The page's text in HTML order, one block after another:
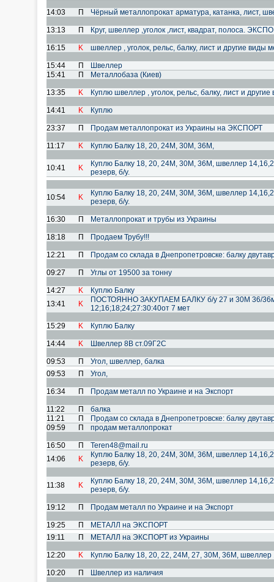
14:03 П Чёрный металлопрокат арматура, катанка, лист,
13:13 П Круг, швеллер ,уголок ,лист, квадрат, полоса.
16:15 K швеллер , уголок, рельс, балку, лист и другие виды
15:44 П
Швеллер
15:41
П Металлобаза (Киев)
13:35 K Куплю швеллер , уголок, рельс, балку, лист и
14:41 K Куплю
23:37 П Продам металлопрокат из Украины на ЭКСПОРТ
11:17 K Куплю Балку 18, 20, 24М, 30М, 36М,
10:41 K
Куплю Балку 18, 20, 24М, 30М, 36М, швеллер
резерв, б/у.
10:54 K
Куплю Балку 18, 20, 24М, 30М, 36М, швеллер
резерв, б/у.
16:30 П Металлопрокат и трубы из Украины
18:18 П Продаем Трубу!!!
12:21 П Продам со склада в Днепропетровске: балку
09:27 П Углы от 19500 за тонну
14:27 K
Куплю Балку
13:41
K
ПОСТОЯННО ЗАКУПАЕМ БАЛКУ б/у 27 и 30М 36/
12;16;18;24;27:30:40от 7 мет
15:29 K Куплю Балку
14:44 K Швеллер 8В ст.09Г2С
09:53 П
Угол, швеллер, балка
09:53
П Угол,
16:34 П Продам металл по Украине и на Экспорт
11:22 П
балка
11:21
П
Продам со склада в Днепропетровске: балку
09:59
П продам металлопрокат
16:50 П
Teren48@mail.ru
14:06
K
Куплю Балку 18, 20, 24М, 30М, 36М, швеллер
резерв, б/у.
11:38 K
Куплю Балку 18, 20, 24М, 30М, 36М, швеллер
резерв, б/у.
19:12 П Продам металл по Украине и на Экспорт
19:25 П
МЕТАЛЛ на ЭКСПОРТ
19:11
П МЕТАЛЛ на ЭКСПОРТ из Украины
12:20 K Куплю Балку 18, 20, 22, 24М, 27, 30М, 36М, швеллер
10:20 П Швеллер из наличия